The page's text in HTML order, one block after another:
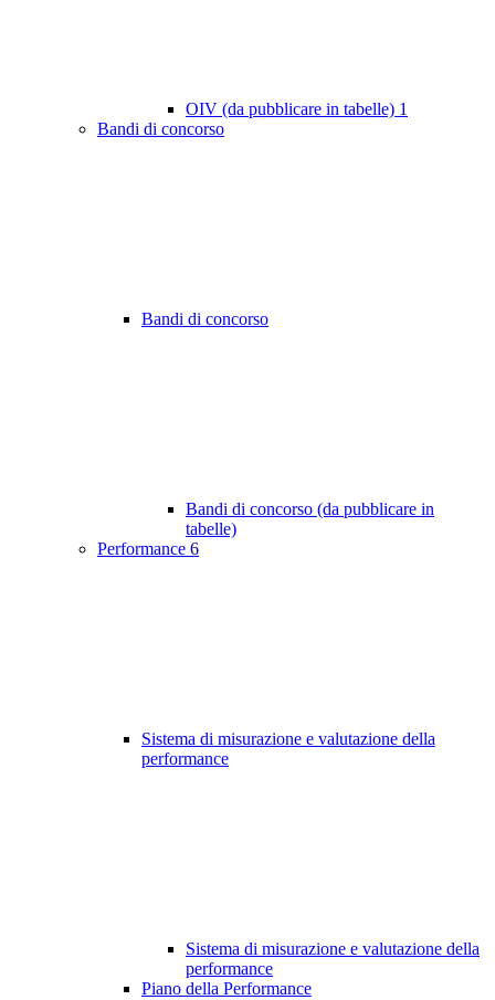
OIV (da pubblicare in tabelle) 1
Bandi di concorso
Bandi di concorso
Bandi di concorso (da pubblicare in
tabelle)
Performance 6
Sistema di misurazione e valutazione della
performance
Sistema di misurazione e valutazione della
performance
Piano della Performance